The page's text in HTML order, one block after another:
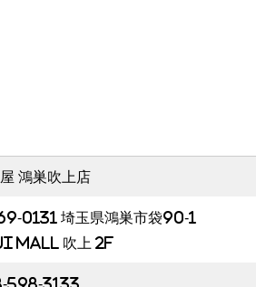
鴻巣吹上店
0131 埼玉県鴻巣市袋90-1
MALL 吹上 2F
598-3133